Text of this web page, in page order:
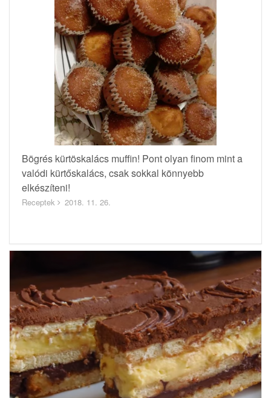
Bögrés kürtöskalács muffin! Pont olyan finom mint a
valódi kürtőskalács, csak sokkal könnyebb
elkészíteni!
Receptek 2018. 11. 26.